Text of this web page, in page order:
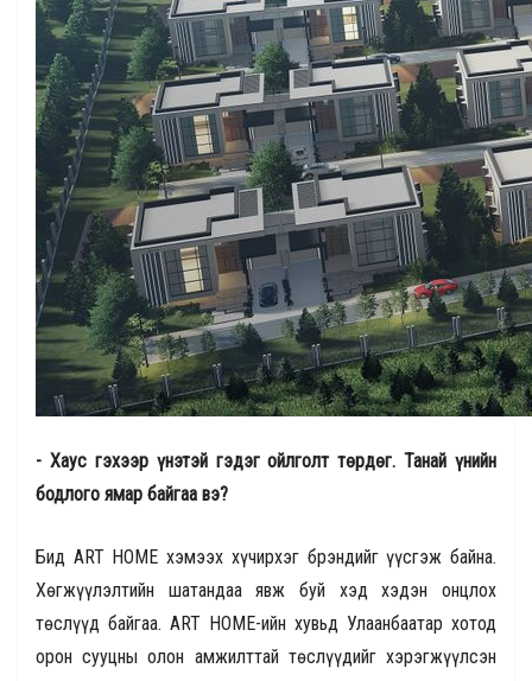
- Хаус гэхээр үнэтэй гэдэг ойлголт төрдөг. Танай үнийн
бодлого ямар байгаа вэ?
Бид ART HOME хэмээх хүчирхэг брэндийг үүсгэж байна.
Хөгжүүлэлтийн шатандаа явж буй хэд хэдэн онцлох
төслүүд байгаа. ART HOME-ийн хувьд Улаанбаатар хотод
орон сууцны олон амжилттай төслүүдийг хэрэгжүүлсэн